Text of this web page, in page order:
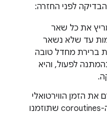
לפני החזרה:
את כל שאר
עד שלא נשאר
ברירת מחדל טובה
לפעול, והיא
את הזמן הווירטואלי
בסכום הנתון ומריץ את כל ה-coroutines שתוזמנו